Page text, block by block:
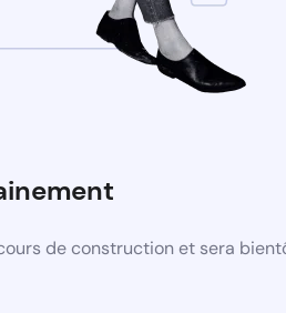
de construction et sera